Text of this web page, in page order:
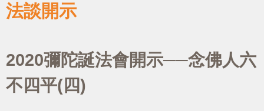
法談開示
2020彌陀誕法會開示──念佛人六
不四平(四)